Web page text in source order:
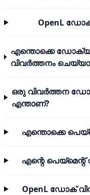
OpenL
എന്തൊക്കെ
വിവർത്തനം
ഒരു വിവർത്തന
എന്താണ്?
എന്തൊക്കെ
എന്റെ
OpenL ഡോക്